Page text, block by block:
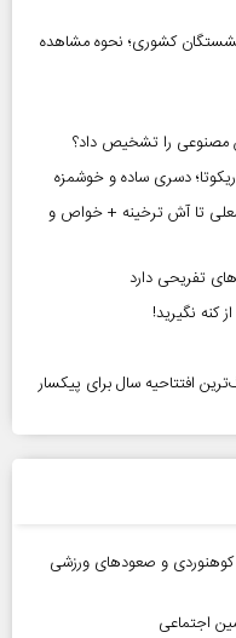
تومانی بازنشستگان کشوری؛ نحوه مشاهده
مصنوعی را تشخیص داد؟
دسری ساده و خوشمزه
تا آش ترخینه + خواص و
تفریحی دارد
کنه نگیرید!
و صعودهای ورزشی
اجتماعی